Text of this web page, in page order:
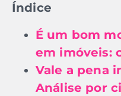
Índice
É um bom
em imóveis:
Vale a pena
Análise por